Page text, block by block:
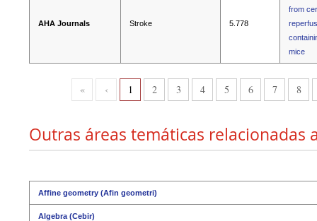
AHA Journals Stroke 5.778
from
mice
« ‹ 1 2 3 4 5 6 7 8
Outras áreas temáticas relacionadas
Affine geometry (Afin geometri)
Algebra (Cebir)